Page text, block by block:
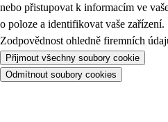
nebo přistupovat k informacím ve
o poloze a identifikovat vaše zařízení.
Zodpovědnost ohledně firemních
Přijmout všechny soubory cookie
Odmítnout soubory cookies